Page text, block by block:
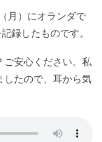
月）にオランダで
録したものです。
ご安心ください。私
したので、耳から気